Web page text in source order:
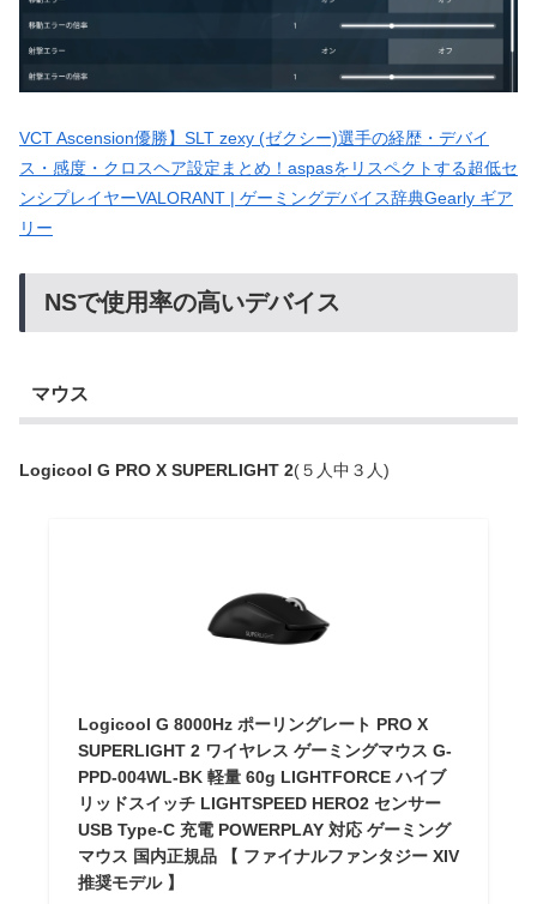
VCT Ascension優勝】SLT zexy (ゼクシー)選手の経歴・デバイ
ス・感度・クロスヘア設定まとめ！aspasをリスペクトする超低セ
ンシプレイヤーVALORANT | ゲーミングデバイス辞典Gearly ギア
リー
NSで使用率の高いデバイス
マウス
Logicool G PRO X SUPERLIGHT 2(５人中３人)
Logicool G 8000Hz ポーリングレート PRO X
SUPERLIGHT 2 ワイヤレス ゲーミングマウス G-
PPD-004WL-BK 軽量 60g LIGHTFORCE ハイブ
リッドスイッチ LIGHTSPEED HERO2 センサー
USB Type-C 充電 POWERPLAY 対応 ゲーミング
マウス 国内正規品 【 ファイナルファンタジー XIV
推奨モデル 】